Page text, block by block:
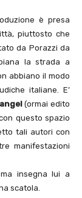
è presa
piuttosto che
da Porazzi da
la strada a
abbiano il modo
italiane. E’
(ormai edito
questo spazio
tali autori con
manifestazioni
insegna lui a
scatola.